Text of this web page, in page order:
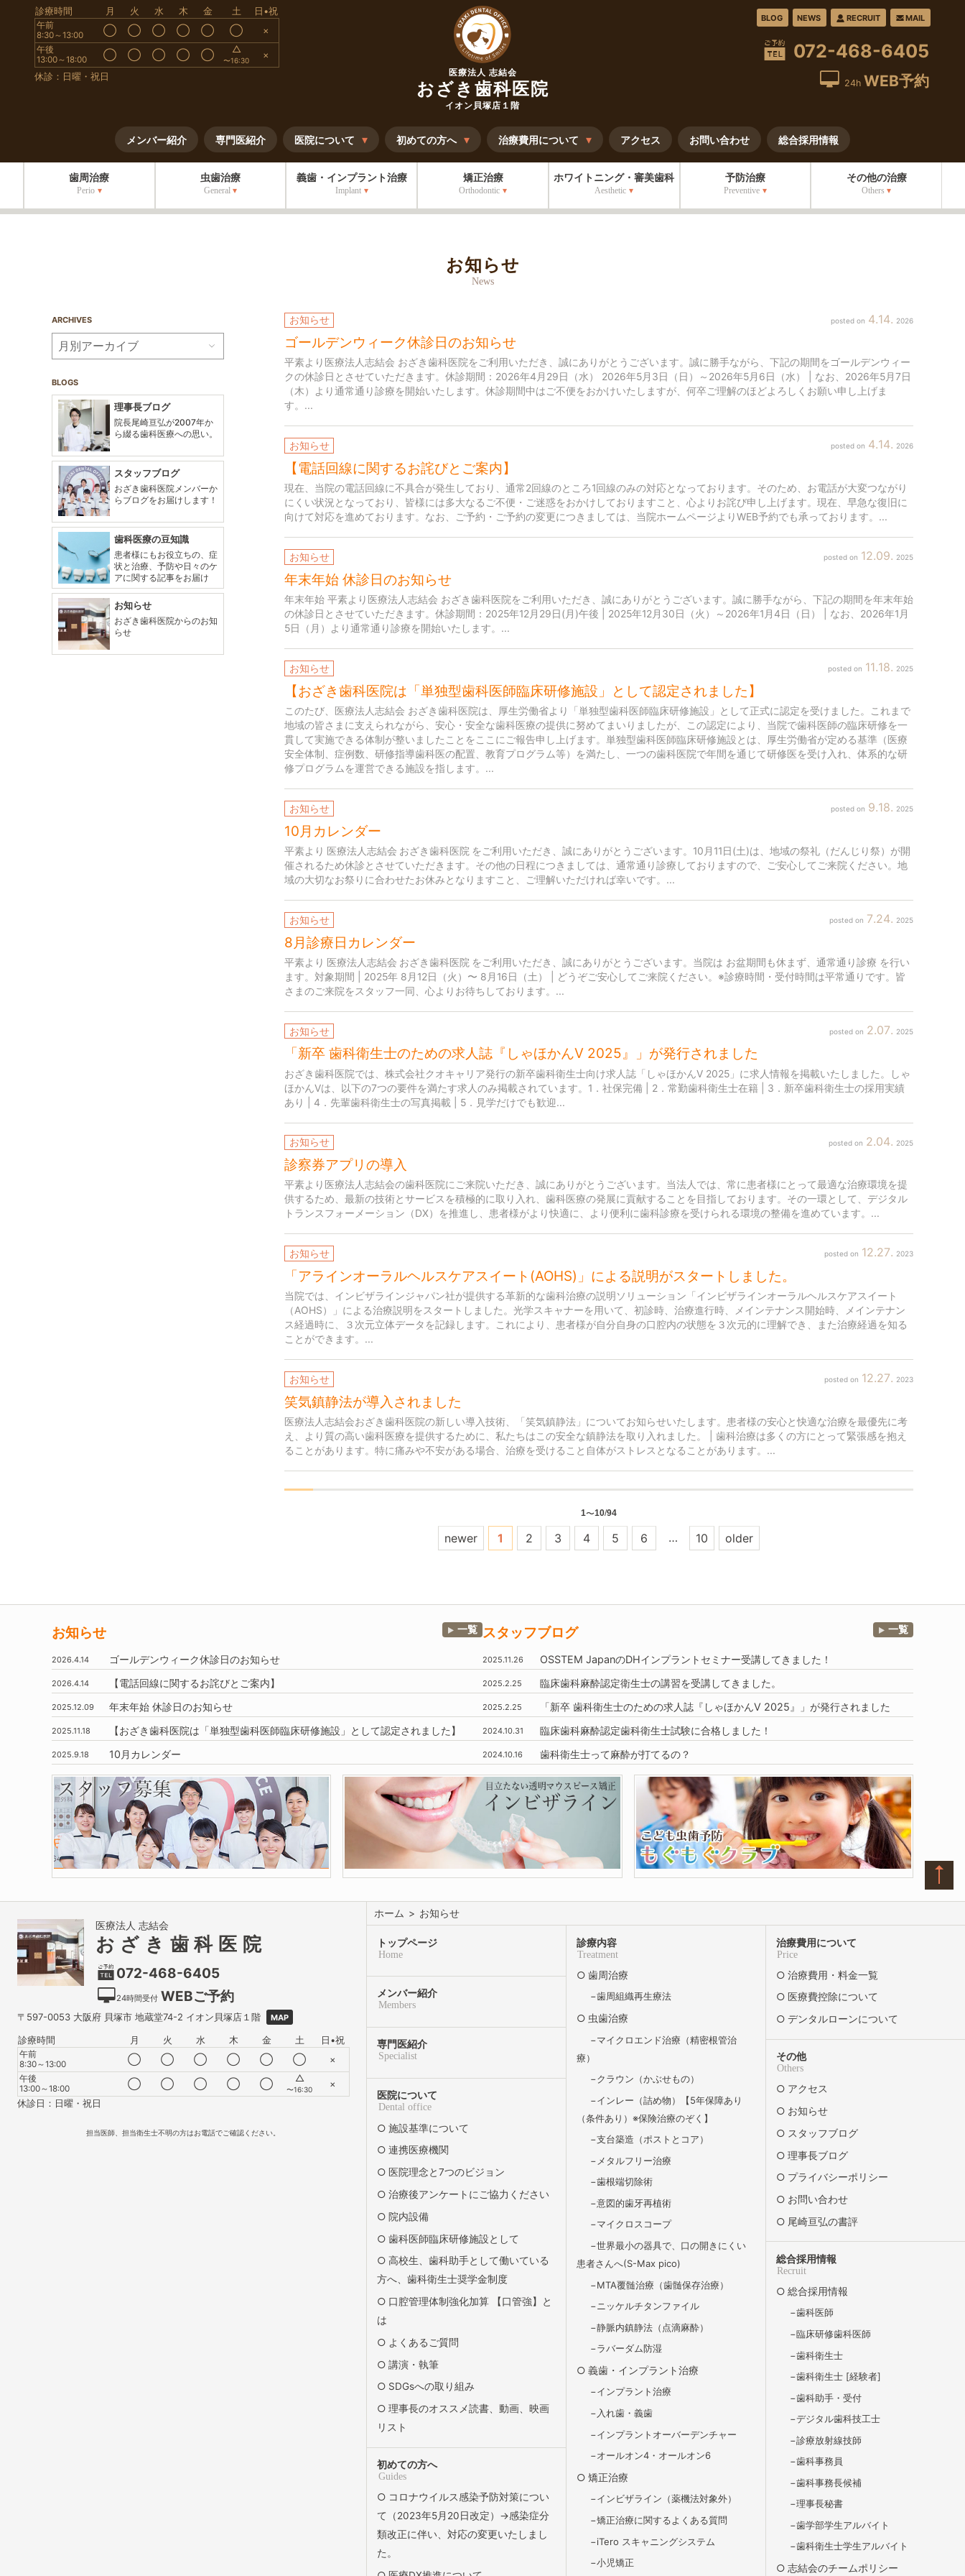
医療法人 志結会
おざき歯科医院
イオン貝塚店１階
BLOG NEWS RECRUIT MAIL
072-468-6405
24h WEB予約
診療時間 月 火 水 木 金 土 日•祝
午前
8:30～13:00
◯ ◯ ◯ ◯ ◯ ◯ ×
午後
13:00～18:00
◯ ◯ ◯ ◯ ◯ △
〜16:30
×
休診：日曜・祝日
メンバー紹介 専門医紹介 医院について 初めての方へ
歯周治療
Perio
虫歯治療
General
義歯・インプラント治療
Implant
矯正治療
Orthodontic
ホワイトニング・審美歯科
Aesthetic
予防治療
Preventive
その他の治療
Others
治療費用について アクセス お問い合わせ 総合採用情報
お知らせ
News
ARCHIVES
BLOGS
理事長ブログ
院長尾崎亘弘が2007年か
ら綴る歯科医療への思い。
スタッフブログ
おざき歯科医院メンバーか
らブログをお届けします！
歯科医療の豆知識
患者様にもお役立ちの、症
状と治療、予防や日々のケ
アに関する記事をお届け
お知らせ
おざき歯科医院からのお知
らせ
4 14 2026
お知らせ
ゴールデンウィーク休診日のお知らせ
平素より医療法人志結会 おざき歯科医院をご利用いただき、誠にありがとうございます。誠に勝手ながら、下記の期間をゴールデンウィー
クの休診日とさせていただきます。休診期間：2026年4月29日（水） 2026年5月3日（日）～2026年5月6日（水） | なお、2026年5月7日
（木）より通常通り診療を開始いたします。休診期間中はご不便をおかけいたしますが、何卒ご理解のほどよろしくお願い申し上げま
す。...
4 14 2026
お知らせ
【電話回線に関するお詫びとご案内】
現在、当院の電話回線に不具合が発生しており、通常2回線のところ1回線のみの対応となっております。そのため、お電話が大変つながり
にくい状況となっており、皆様には多大なるご不便・ご迷惑をおかけしておりますこと、心よりお詫び申し上げます。現在、早急な復旧に
向けて対応を進めております。なお、ご予約・ご予約の変更につきましては、当院ホームページよりWEB予約でも承っております。...
12 09 2025
お知らせ
年末年始 休診日のお知らせ
年末年始 平素より医療法人志結会 おざき歯科医院をご利用いただき、誠にありがとうございます。誠に勝手ながら、下記の期間を年末年始
の休診日とさせていただきます。休診期間：2025年12月29日(月)午後 | 2025年12月30日（火）～2026年1月4日（日） | なお、2026年1月
5日（月）より通常通り診療を開始いたします。...
11 18 2025
お知らせ
【おざき歯科医院は 「単独型歯科医師臨床研修施設」 として認定されました】
このたび、医療法人志結会 おざき歯科医院は、厚生労働省より「単独型歯科医師臨床研修施設」として正式に認定を受けました。これまで
地域の皆さまに支えられながら、安心・安全な歯科医療の提供に努めてまいりましたが、この認定により、当院で歯科医師の臨床研修を一
貫して実施できる体制が整いましたことをここにご報告申し上げます。単独型歯科医師臨床研修施設とは、厚生労働省が定める基準（医療
安全体制、症例数、研修指導歯科医の配置、教育プログラム等）を満たし、一つの歯科医院で年間を通じて研修医を受け入れ、体系的な研
修プログラムを運営できる施設を指します。...
9 18 2025
お知らせ
10月 カレンダー
平素より 医療法人志結会 おざき歯科医院 をご利用いただき、誠にありがとうございます。10月11日(土)は、地域の祭礼（だんじり祭）が開
催されるため休診とさせていただきます。その他の日程につきましては、通常通り診療しておりますので、ご安心してご来院ください。地
域の大切なお祭りに合わせたお休みとなりますこと、ご理解いただければ幸いです。...
7 24 2025
お知らせ
8月診療日カレンダー
平素より 医療法人志結会 おざき歯科医院 をご利用いただき、誠にありがとうございます。当院は お盆期間も休まず、通常通り診療 を行い
ます。対象期間 | 2025年 8月12日（火）〜 8月16日（土） | どうぞご安心してご来院ください。※診療時間・受付時間は平常通りです。皆
さまのご来院をスタッフ一同、心よりお待ちしております。...
2 07 2025
お知らせ
「新卒 歯科衛生士のための求人誌『しゃほかんV 2025』」 が発行されました
おざき歯科医院では、株式会社クオキャリア発行の新卒歯科衛生士向け求人誌「しゃほかんV 2025」に求人情報を掲載いたしました。しゃ
ほかんVは、以下の7つの要件を満たす求人のみ掲載されています。1．社保完備 | 2．常勤歯科衛生士在籍 | 3．新卒歯科衛生士の採用実績
あり | 4．先輩歯科衛生士の写真掲載 | 5．見学だけでも歓迎...
2 04 2025
お知らせ
診察券アプリの導入
平素より医療法人志結会の歯科医院にご来院いただき、誠にありがとうございます。当法人では、常に患者様にとって最適な治療環境を提
供するため、最新の技術とサービスを積極的に取り入れ、歯科医療の発展に貢献することを目指しております。その一環として、デジタル
トランスフォーメーション（DX）を推進し、患者様がより快適に、より便利に歯科診療を受けられる環境の整備を進めています。...
12 27 2023
お知らせ
「アラインオーラルヘルスケアスイート (AOHS) 」 による説明がスタートしました。
当院では、インビザラインジャパン社が提供する革新的な歯科治療の説明ソリューション「インビザラインオーラルヘルスケアスイート
（AOHS）」による治療説明をスタートしました。光学スキャナーを用いて、初診時、治療進行時、メインテナンス開始時、メインテナン
ス経過時に、３次元立体データを記録します。これにより、患者様が自分自身の口腔内の状態を３次元的に理解でき、また治療経過を知る
ことができます。...
12 27 2023
お知らせ
笑気鎮静法が導入されました
医療法人志結会おざき歯科医院の新しい導入技術、「笑気鎮静法」についてお知らせいたします。患者様の安心と快適な治療を最優先に考
え、より質の高い歯科医療を提供するために、私たちはこの安全な鎮静法を取り入れました。 | 歯科治療は多くの方にとって緊張感を抱え
ることがあります。特に痛みや不安がある場合、治療を受けること自体がストレスとなることがあります。...
1〜10/94
newer 1 2 3 4 5 6 … 10 older
お知らせ 一覧
2026.4.14 ゴールデンウィーク休診日のお知らせ
2026.4.14 【電話回線に関するお詫びとご案内】
2025.12.09 年末年始 休診日のお知らせ
2025.11.18 【おざき歯科医院は 「単独型歯科医師臨床研修施設」 として認定されました】
2025.9.18 10月 カレンダー
スタッフブログ 一覧
2025.11.26 OSSTEM JapanのDHインプラントセミナー受講してきました！
2025.2.25 臨床歯科麻酔認定衛生士の講習を受講してきました。
2025.2.25 「新卒 歯科衛生士のための求人誌『しゃほかんV 2025』」 が発行されました
2024.10.31 臨床歯科麻酔認定歯科衛生士試験に合格しました！
2024.10.16 歯科衛生士って麻酔が打てるの？
医療法人 志結会
おざき歯科医院
072-468-6405
24時間受付 WEBご予約
〒597-0053 大阪府 貝塚市 地蔵堂74-2 イオン貝塚店１階 MAP
診療時間 月 火 水 木 金 土 日•祝
午前
8:30～13:00
◯ ◯ ◯ ◯ ◯ ◯ ×
午後
13:00～18:00
◯ ◯ ◯ ◯ ◯ △
〜16:30
×
休診日：日曜・祝日
担当医師、担当衛生士不明の方はお電話でご確認ください。
ホーム > お知らせ
トップページ
Home
メンバー紹介
Members
専門医紹介
Specialist
医院について
Dental office
施設基準について
連携医療機関
医院理念と7つのビジョン
治療後アンケートにご協力ください
院内設備
歯科医師臨床研修施設として
高校生、歯科助手として働いている
方へ、歯科衛生士奨学金制度
口腔管理体制強化加算 【口管強】と
は
よくあるご質問
講演・執筆
SDGsへの取り組み
理事長のオススメ読書、動画、映画
リスト
初めての方へ
Guides
コロナウイルス感染予防対策につい
て（2023年5月20日改定）→感染症分
類改正に伴い、対応の変更いたしまし
た。
診療内容
Treatment
歯周治療
歯周組織再生療法
虫歯治療
マイクロエンド治療（精密根管治
療）
クラウン（かぶせもの）
インレー（詰め物）【5年保障あり
（条件あり）※保険治療のぞく】
支台築造（ポストとコア）
メタルフリー治療
歯根端切除術
意図的歯牙再植術
マイクロスコープ
世界最小の器具で、口の開きにくい
患者さんへ(S-Max pico)
MTA覆髄治療（歯髄保存治療）
ニッケルチタンファイル
静脈内鎮静法（点滴麻酔）
ラバーダム防湿
義歯・インプラント治療
インプラント治療
入れ歯・義歯
インプラントオーバーデンチャー
オールオン4・オールオン6
矯正治療
インビザライン（薬機法対象外）
矯正治療に関するよくある質問
iTero スキャニングシステム
小児矯正
治療費用について
Price
治療費用・料金一覧
医療費控除について
デンタルローンについて
その他
Others
アクセス
お知らせ
スタッフブログ
理事長ブログ
プライバシーポリシー
お問い合わせ
尾崎亘弘の書評
総合採用情報
Recruit
総合採用情報
歯科医師
臨床研修歯科医師
歯科衛生士
歯科衛生士 [経験者]
歯科助⼿・受付
デジタル歯科技工士
診療放射線技師
歯科事務員
歯科事務長候補
理事長秘書
歯学部学生アルバイト
歯科衛生士学生アルバイト
志結会のチームポリシー